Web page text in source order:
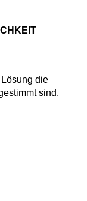
die
sind.